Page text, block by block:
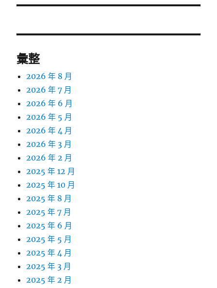
文
彙整
2026 年 8 月
2026 年 7 月
2026 年 6 月
2026 年 5 月
2026 年 4 月
2026 年 3 月
2026 年 2 月
2025 年 12 月
2025 年 10 月
2025 年 8 月
2025 年 7 月
2025 年 6 月
2025 年 5 月
2025 年 4 月
2025 年 3 月
2025 年 2 月